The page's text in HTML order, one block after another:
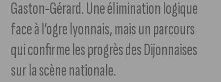
Gaston-Gérard. Une élimination logique
face à l’ogre lyonnais, mais un parcours
qui confirme les progrès des Dijonnaises
sur la scène nationale.